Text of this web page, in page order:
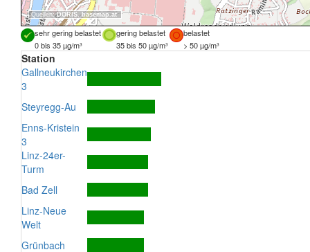
Quellen:DORIS, basemap.at
sehr gering belastet gering belastet
belastet
0 bis 35 µg/m³
35 bis 50 µg/m³ > 50 µg/m³
Station
Gallneukirchen
3
Steyregg-Au
Enns-Kristein
3
Linz-24er-
Turm
Bad Zell
Linz-Neue
Welt
Grünbach